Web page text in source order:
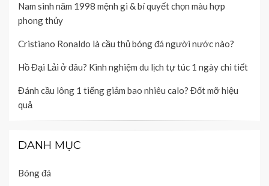
Nam sinh năm 1998 mệnh gì & bí quyết chọn màu hợp
phong thủy
Cristiano Ronaldo là cầu thủ bóng đá người nước nào?
Hồ Đại Lải ở đâu? Kinh nghiệm du lịch tự túc 1 ngày chi tiết
Đánh cầu lông 1 tiếng giảm bao nhiêu calo? Đốt mỡ hiệu
quả
DANH MỤC
Bóng đá